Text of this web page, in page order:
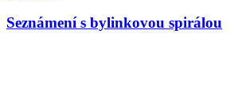
Seznámení s bylinkovou spirálou